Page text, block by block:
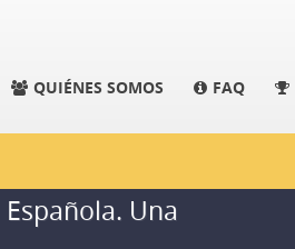
QUIÉNES SOMOS FAQ
Una